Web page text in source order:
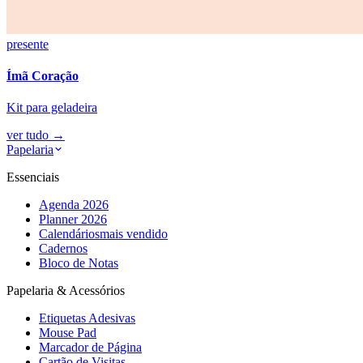
presente
Ímã Coração
Kit para geladeira
ver tudo →
Papelaria
Essenciais
Agenda 2026
Planner 2026
Calendáriosmais vendido
Cadernos
Bloco de Notas
Papelaria & Acessórios
Etiquetas Adesivas
Mouse Pad
Marcador de Página